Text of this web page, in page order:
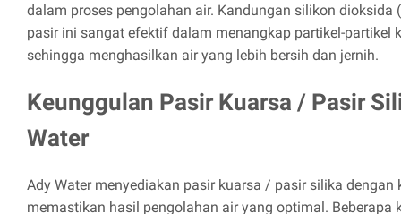
dalam proses pengolahan air. Kandungan silikon dioksida
pasir ini sangat efektif dalam menangkap partikel-partikel
sehingga menghasilkan air yang lebih bersih dan jernih.
Keunggulan Pasir Kuarsa / Pasir
Water
Ady Water menyediakan pasir kuarsa / pasir silika
memastikan hasil pengolahan air yang optimal. Beberapa